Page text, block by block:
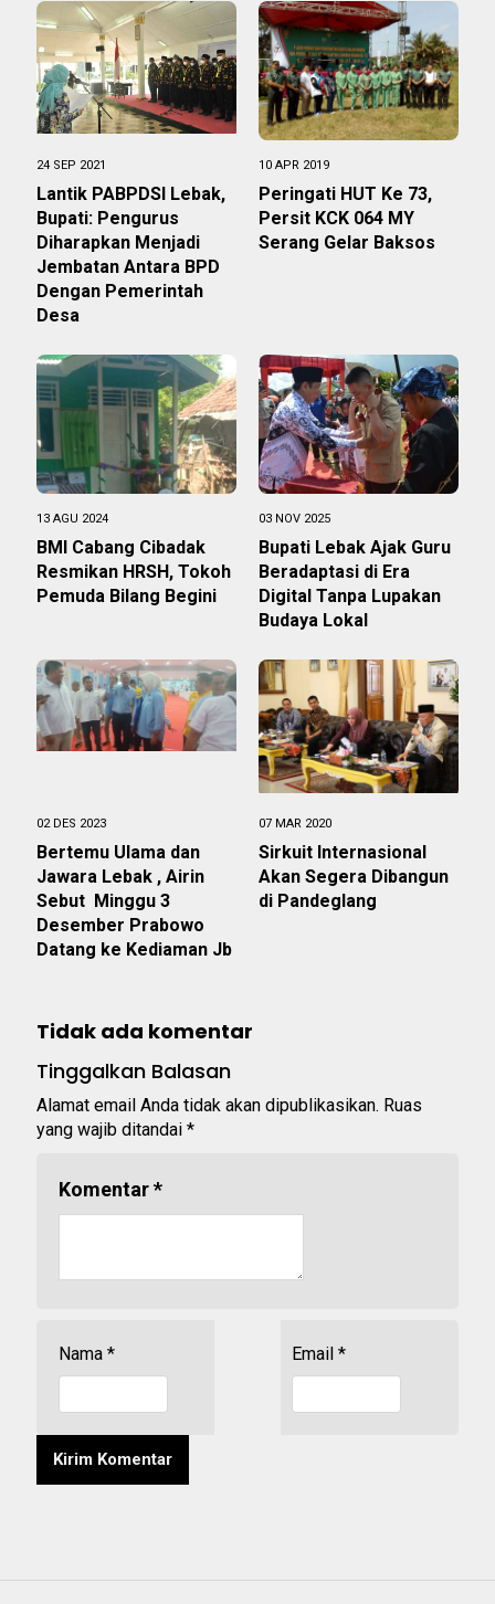
24 SEP 2021
Lantik PABPDSI Lebak,
Bupati: Pengurus
Diharapkan Menjadi
Jembatan Antara BPD
Dengan Pemerintah
Desa
10 APR 2019
Peringati HUT Ke 73,
Persit KCK 064 MY
Serang Gelar Baksos
13 AGU 2024
BMI Cabang Cibadak
Resmikan HRSH, Tokoh
Pemuda Bilang Begini
03 NOV 2025
Bupati Lebak Ajak Guru
Beradaptasi di Era
Digital Tanpa Lupakan
Budaya Lokal
02 DES 2023
Bertemu Ulama dan
Jawara Lebak , Airin
Sebut Minggu 3
Desember Prabowo
Datang ke Kediaman Jb
07 MAR 2020
Sirkuit Internasional
Akan Segera Dibangun
di Pandeglang
Tidak ada komentar
Tinggalkan Balasan
Alamat email Anda tidak akan dipublikasikan. Ruas
yang wajib ditandai *
Komentar*
Nama * Email *